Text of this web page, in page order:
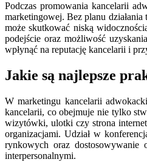
Podczas promowania kancelarii
marketingowej. Bez planu
może skutkować niską
podejście oraz możliwość
wpłynąć na reputację kancelarii i
Jakie są najlepsze
W marketingu kancelarii
kancelarii, co obejmuje nie tylko
wizytówki, ulotki czy strona
organizacjami. Udział w
rynkowych oraz
interpersonalnymi.